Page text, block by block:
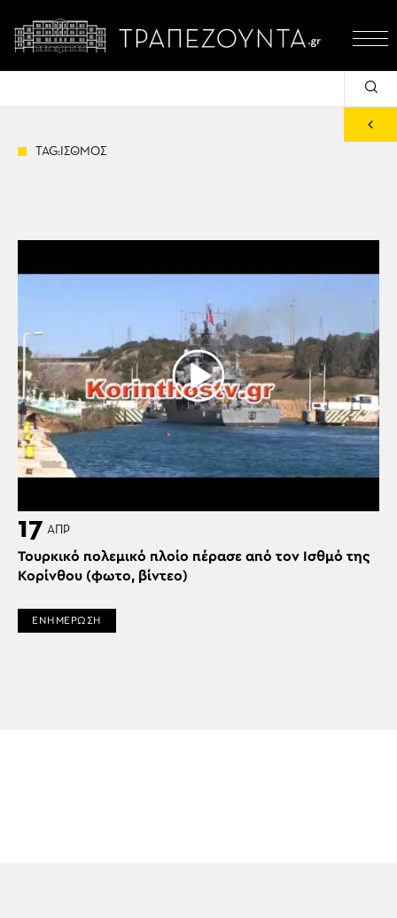
TAG:ΙΣΘΜΟΣ
17 ΑΠΡ
Τουρκικό πολεμικό πλοίο πέρασε από τον Ισθμό της
Κορίνθου (φωτο, βίντεο)
ΕΝΗΜΕΡΩΣΗ